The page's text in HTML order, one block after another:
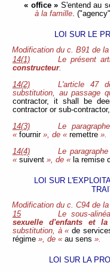
« office » S'entend au
à la famille.
LOI SUR LE
Modification du c. B91 de la
14(1)
Le présent
constructeur.
14(2)
L'article 47
substitution, au passage
contractor, it shall be
contractor or sub-
14(3)
Le
« fournir», de « remettre».
14(4)
Le
« suivent», de « la remise
LOI SUR
Modification du c. C94 de la
15
Le sous-
sexuelle d'enfants et
substitution, à « de
régime», de « au sens ».
LOI SUR LA